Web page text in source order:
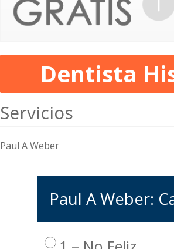
Dentista
Servicios
Paul A Weber
Paul A Weber: